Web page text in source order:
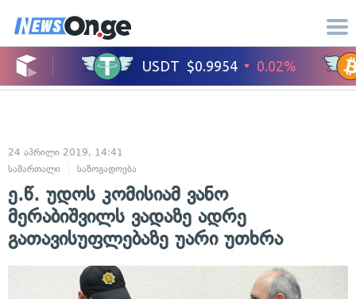
24 აპრილი 2019, 14:41
სამართალი
საზოგადოება
ე.წ. უდოს კომისიამ ვანო
მერაბიშვილს ვადაზე ადრე
გათავისუფლებაზე უარი უთხრა